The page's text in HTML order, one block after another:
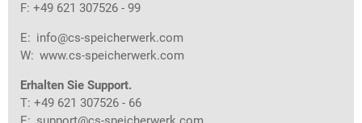
F: +49 621 307526 - 99
E: info@cs-speicherwerk.com
W: www.cs-speicherwerk.com
Erhalten Sie Support.
T: +49 621 307526 - 66